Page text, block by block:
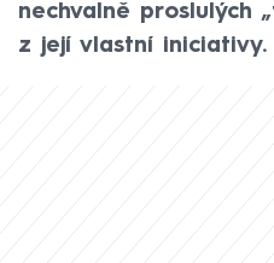
nechvalně proslulých
z její vlastní iniciativy.